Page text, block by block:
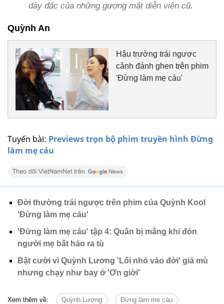
Tuyến bài: Previews trọn bộ phim truyền hình Đừng
làm mẹ cáu
dày đặc của những gương mặt diễn viên cũ.
Quỳnh An
Hậu trường trái ngược
cảnh đánh ghen trên phim
'Đừng làm mẹ cáu'
Đời thường trái ngược trên phim của Quỳnh Kool
'Đừng làm mẹ cáu'
'Đừng làm mẹ cáu' tập 4: Quân bị mắng khi đón
người mẹ bất hảo ra tù
Bật cười vì Quỳnh Lương 'Lối nhỏ vào đời' giả mù
nhưng chạy như bay ở 'Ơn giời'
Xem thêm về: Quỳnh Lương Đừng làm mẹ cáu